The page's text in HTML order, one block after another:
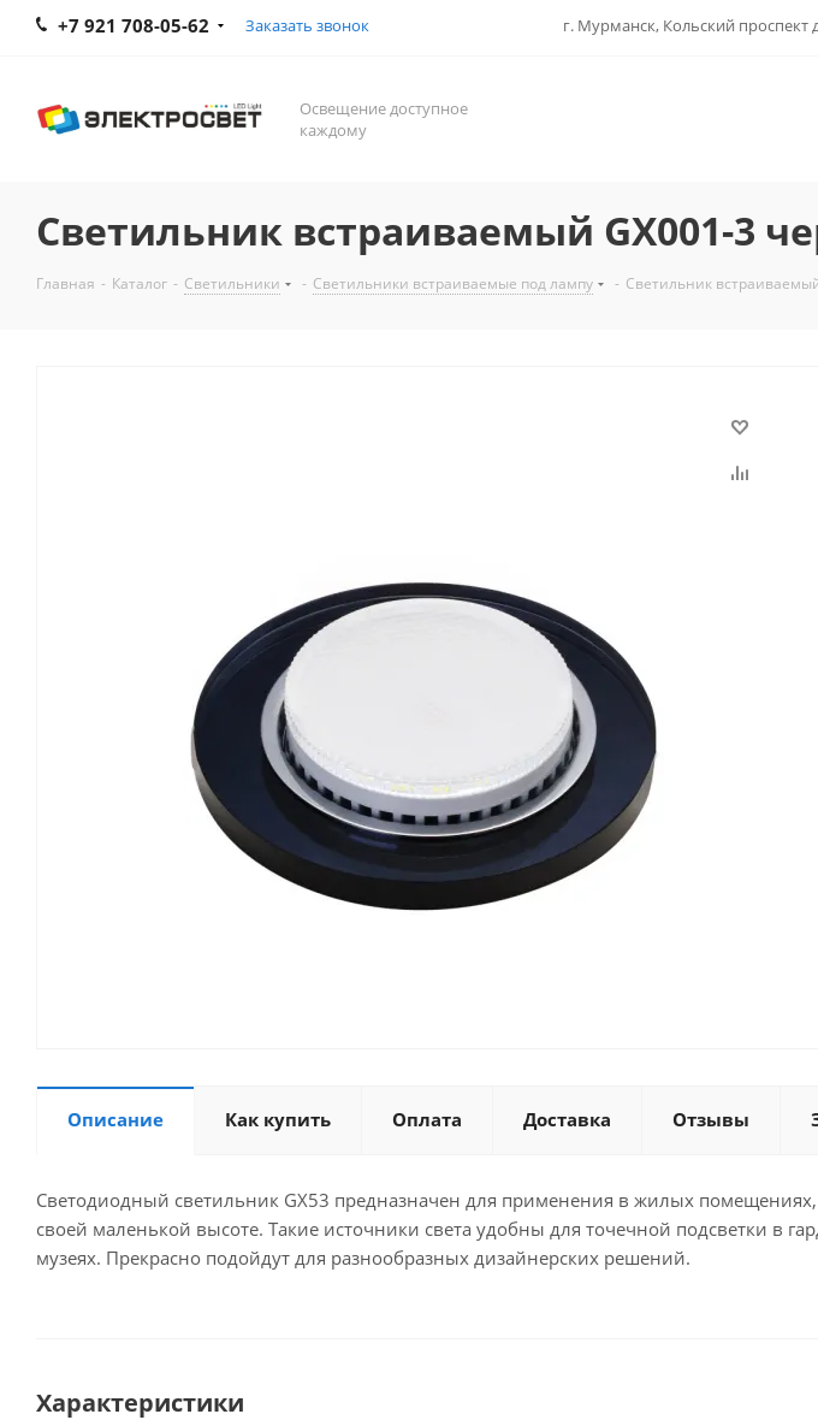
+7 921 708-05-62 Заказать звонок г. Мурманск, Кольский
Освещение доступное
каждому
Светильник встраиваемый GX001-3
Главная - Каталог - Светильники - Светильники встраиваемые под лампу - Светильник
Описание Как купить Оплата Доставка Отзывы
Светодиодный светильник GX53 предназначен для применения в жилых
своей маленькой высоте. Такие источники света удобны для точечной подсветки в
музеях. Прекрасно подойдут для разнообразных дизайнерских решений.
Характеристики